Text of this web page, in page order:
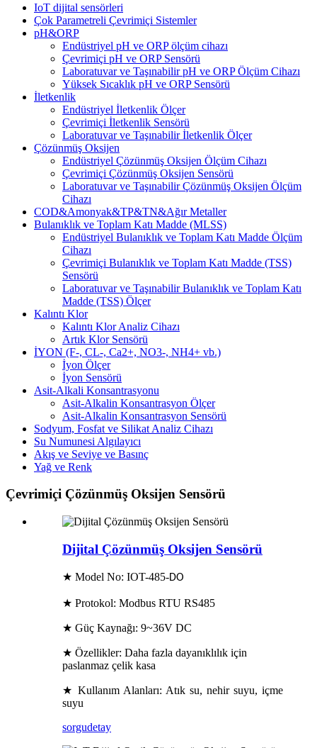
IoT dijital sensörleri
Çok Parametreli Çevrimiçi Sistemler
pH&ORP
Endüstriyel pH ve ORP ölçüm cihazı
Çevrimiçi pH ve ORP Sensörü
Laboratuvar ve Taşınabilir pH ve ORP Ölçüm Cihazı
Yüksek Sıcaklık pH ve ORP Sensörü
İletkenlik
Endüstriyel İletkenlik Ölçer
Çevrimiçi İletkenlik Sensörü
Laboratuvar ve Taşınabilir İletkenlik Ölçer
Çözünmüş Oksijen
Endüstriyel Çözünmüş Oksijen Ölçüm Cihazı
Çevrimiçi Çözünmüş Oksijen Sensörü
Laboratuvar ve Taşınabilir Çözünmüş Oksijen Ölçüm
Cihazı
COD&Amonyak&TP&TN&Ağır Metaller
Bulanıklık ve Toplam Katı Madde (MLSS)
Endüstriyel Bulanıklık ve Toplam Katı Madde Ölçüm
Cihazı
Çevrimiçi Bulanıklık ve Toplam Katı Madde (TSS)
Sensörü
Laboratuvar ve Taşınabilir Bulanıklık ve Toplam Katı
Madde (TSS) Ölçer
Kalıntı Klor
Kalıntı Klor Analiz Cihazı
Artık Klor Sensörü
İYON (F-, CL-, Ca2+, NO3-, NH4+ vb.)
İyon Ölçer
İyon Sensörü
Asit-Alkali Konsantrasyonu
Asit-Alkalin Konsantrasyon Ölçer
Asit-Alkalin Konsantrasyon Sensörü
Sodyum, Fosfat ve Silikat Analiz Cihazı
Su Numunesi Algılayıcı
Akış ve Seviye ve Basınç
Yağ ve Renk
Çevrimiçi Çözünmüş Oksijen Sensörü
Dijital Çözünmüş Oksijen Sensörü
★ Model No: IOT-485-DO
★ Protokol: Modbus RTU RS485
★ Güç Kaynağı: 9~36V DC
★ Özellikler: Daha fazla dayanıklılık için
paslanmaz çelik kasa
★ Kullanım Alanları: Atık su, nehir suyu, içme
suyu
sorgudetay